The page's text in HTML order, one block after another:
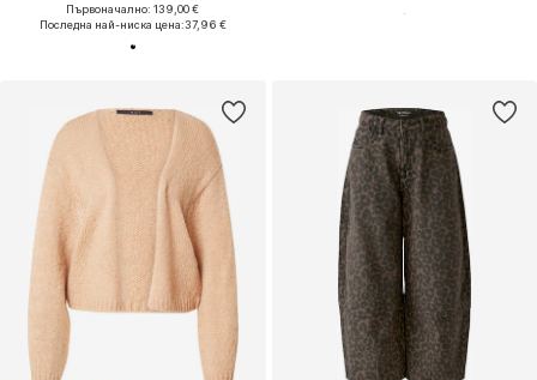
Първоначално: 139,00 €
Последна най-ниска цена:37,96 €